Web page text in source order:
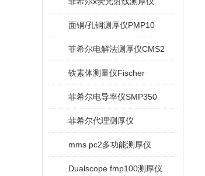
面铜/孔铜测厚仪PMP10
菲希尔电解法测厚仪CMS2
铁素体测量仪Fischer
菲希尔电导率仪SMP350
菲希尔代理测厚仪
mms pc2多功能测厚仪
Dualscope fmp100测厚仪